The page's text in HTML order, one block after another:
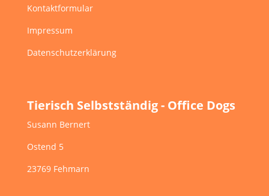
Kontaktformular
Impressum
Datenschutzerklärung
Tierisch Selbstständig - Office Dogs
Susann Bernert
Ostend 5
23769 Fehmarn